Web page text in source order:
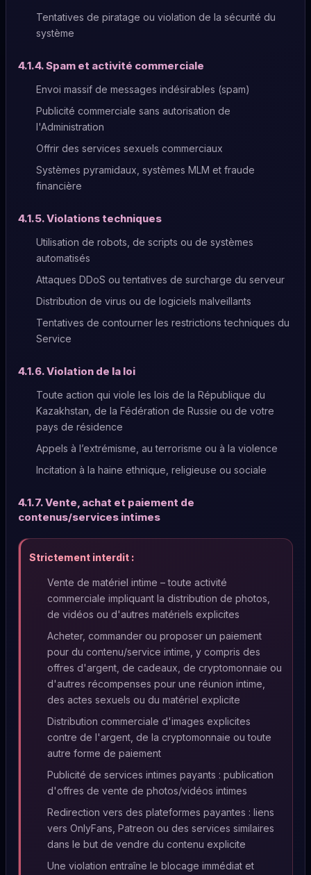
Tentatives de piratage ou violation de la sécurité du
système
4.1.4. Spam et activité commerciale
Envoi massif de messages indésirables (spam)
Publicité commerciale sans autorisation de
l'Administration
Offrir des services sexuels commerciaux
Systèmes pyramidaux, systèmes MLM et fraude
financière
4.1.5. Violations techniques
Utilisation de robots, de scripts ou de systèmes
automatisés
Attaques DDoS ou tentatives de surcharge du serveur
Distribution de virus ou de logiciels malveillants
Tentatives de contourner les restrictions techniques du
Service
4.1.6. Violation de la loi
Toute action qui viole les lois de la République du
Kazakhstan, de la Fédération de Russie ou de votre
pays de résidence
Appels à l’extrémisme, au terrorisme ou à la violence
Incitation à la haine ethnique, religieuse ou sociale
4.1.7. Vente, achat et paiement de
contenus/services intimes
Strictement interdit :
Vente de matériel intime – toute activité
commerciale impliquant la distribution de photos,
de vidéos ou d'autres matériels explicites
Acheter, commander ou proposer un paiement
pour du contenu/service intime, y compris des
offres d'argent, de cadeaux, de cryptomonnaie ou
d'autres récompenses pour une réunion intime,
des actes sexuels ou du matériel explicite
Distribution commerciale d'images explicites
contre de l'argent, de la cryptomonnaie ou toute
autre forme de paiement
Publicité de services intimes payants : publication
d'offres de vente de photos/vidéos intimes
Redirection vers des plateformes payantes : liens
vers OnlyFans, Patreon ou des services similaires
dans le but de vendre du contenu explicite
Une violation entraîne le blocage immédiat et